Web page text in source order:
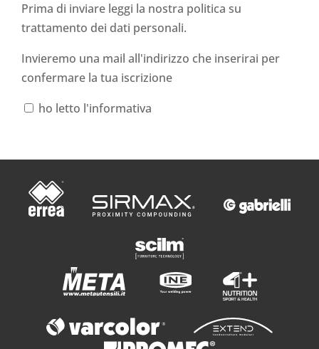
Prima di inviare leggi la nostra politica su
trattamento dei dati personali.
Invieremo una mail all'indirizzo che inserirai per
confermare la tua iscrizione
ho letto l'informativa